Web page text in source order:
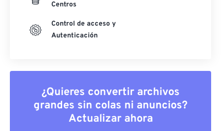
Centros
Control de acceso y
Autenticación
¿Quieres convertir archivos
grandes sin colas ni anuncios?
Actualizar ahora